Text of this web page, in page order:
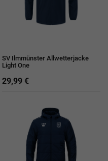
SV Ilmmünster Allwetterjacke
Light One
29,99 €